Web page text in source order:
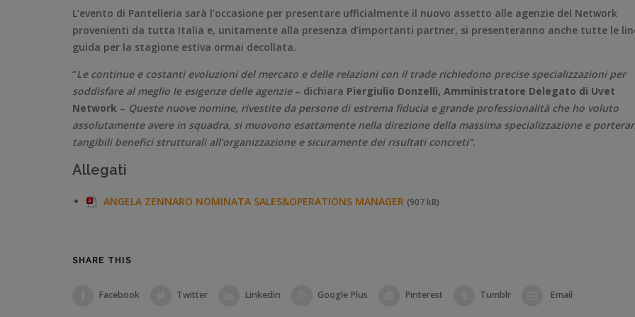
L’evento di Pantelleria sarà l’occasione per presentare ufficialmente il nuovo assetto alle agenzie del Network
provenienti da tutta Italia e, unitamente alla presenza d’importanti partner, si presenteranno anche tutte le
guida per la stagione estiva ormai decollata.
“Le continue e costanti evoluzioni del mercato e delle relazioni con il trade richiedono precise specializzazioni per
soddisfare al meglio le esigenze delle agenzie – dichiara Piergiulio Donzelli, Amministratore Delegato di Uvet
Network – Queste nuove nomine, rivestite da persone di estrema fiducia e grande professionalità che ho voluto
assolutamente avere in squadra, si muovono esattamente nella direzione della massima specializzazione e
tangibili benefici strutturali all’organizzazione e sicuramente dei risultati concreti”.
Allegati
ANGELA ZENNARO NOMINATA SALES&OPERATIONS MANAGER (907 kB)
SHARE THIS
Facebook Twitter Linkedin Google Plus Pinterest Tumblr Email